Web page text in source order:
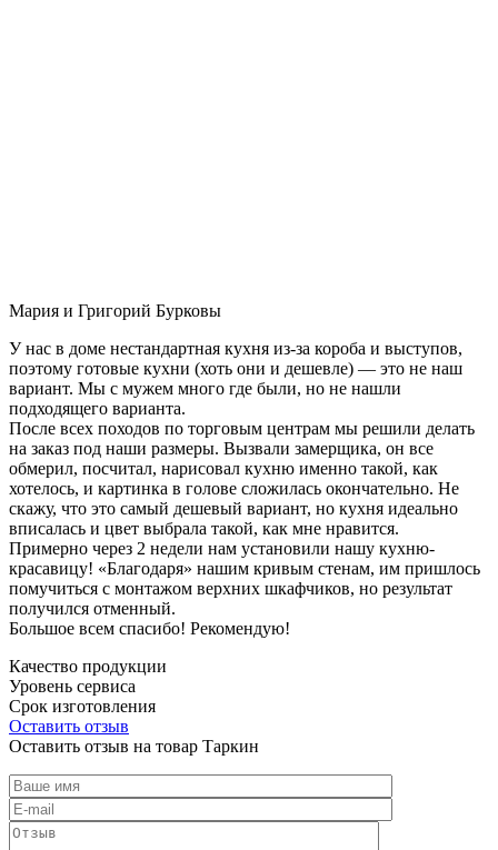
Мария и Григорий Бурковы
У нас в доме нестандартная кухня из-за короба и выступов,
поэтому готовые кухни (хоть они и дешевле) — это не наш
вариант. Мы с мужем много где были, но не нашли
подходящего варианта.
После всех походов по торговым центрам мы решили делать
на заказ под наши размеры. Вызвали замерщика, он все
обмерил, посчитал, нарисовал кухню именно такой, как
хотелось, и картинка в голове сложилась окончательно. Не
скажу, что это самый дешевый вариант, но кухня идеально
вписалась и цвет выбрала такой, как мне нравится.
Примерно через 2 недели нам установили нашу кухню-
красавицу! «Благодаря» нашим кривым стенам, им пришлось
помучиться с монтажом верхних шкафчиков, но результат
получился отменный.
Большое всем спасибо! Рекомендую!
Качество продукции
Уровень сервиса
Срок изготовления
Оставить отзыв
Оставить отзыв на товар Таркин